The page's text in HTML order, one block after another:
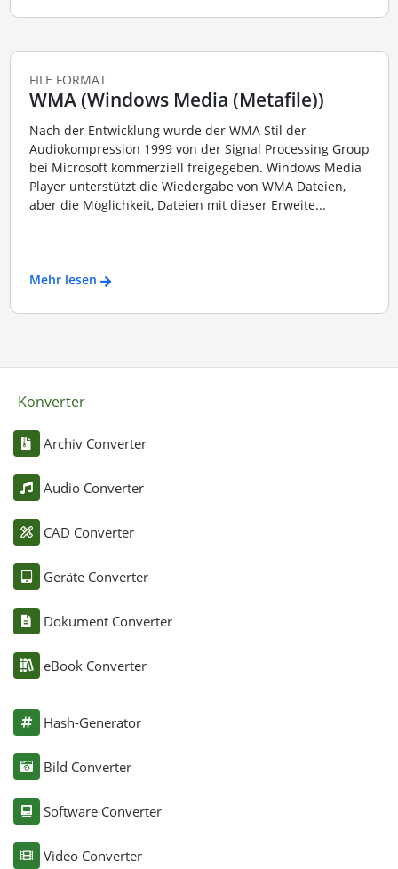
FILE FORMAT
WMA (Windows Media (Metafile))
Nach der Entwicklung wurde der WMA Stil der
Audiokompression 1999 von der Signal Processing Group
bei Microsoft kommerziell freigegeben. Windows Media
Player unterstützt die Wiedergabe von WMA Dateien,
aber die Möglichkeit, Dateien mit dieser Erweite...
Mehr lesen
Konverter
Archiv Converter
Audio Converter
CAD Converter
Geräte Converter
Dokument Converter
eBook Converter
Hash-Generator
Bild Converter
Software Converter
Video Converter